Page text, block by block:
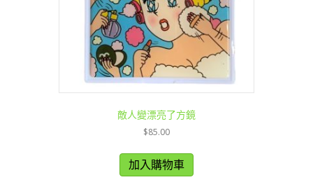
敵人變漂亮了方鏡
$85.00
加入購物車